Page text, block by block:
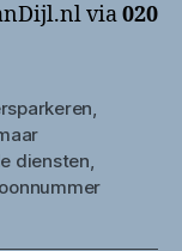
via020
,
diensten,